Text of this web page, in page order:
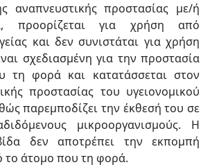
αναπνευστικής προστασίας με/ή
προορίζεται για χρήση από
και δεν συνιστάται για χρήση
σχεδιασμένη για την προστασία
τη φορά και κατατάσσεται στον
προστασίας του υγειονομικού
παρεμποδίζει την έκθεσή του σε
μικροοργανισμούς. Η
δεν αποτρέπει την εκπομπή
το άτομο που τη φορά.